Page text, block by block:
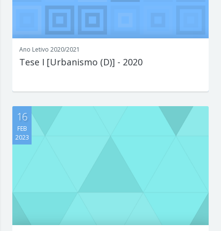
Ano Letivo 2020/2021
Tese I [Urbanismo (D)] - 2020
interessante o que est...
16
FEB
2023